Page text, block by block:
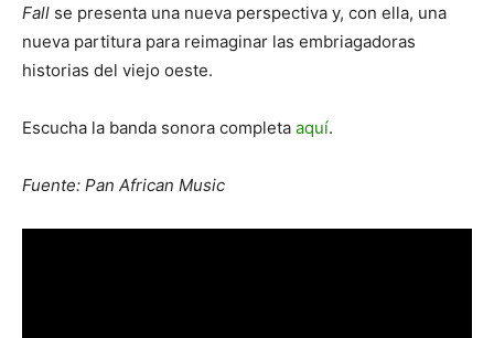
Fall se presenta una nueva perspectiva y, con ella, una
nueva partitura para reimaginar las embriagadoras
historias del viejo oeste.
Escucha la banda sonora completa aquí.
Fuente: Pan African Music